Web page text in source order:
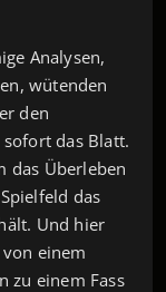
Analysen,
wütenden
den
das Blatt.
das Überleben
das
Und hier
einem
zu einem Fass